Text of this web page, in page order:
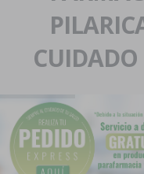
Nuestra historia
Nuestro equipo
Eventos
Servicios y reservas
Pedidos express
Blog
Contacto